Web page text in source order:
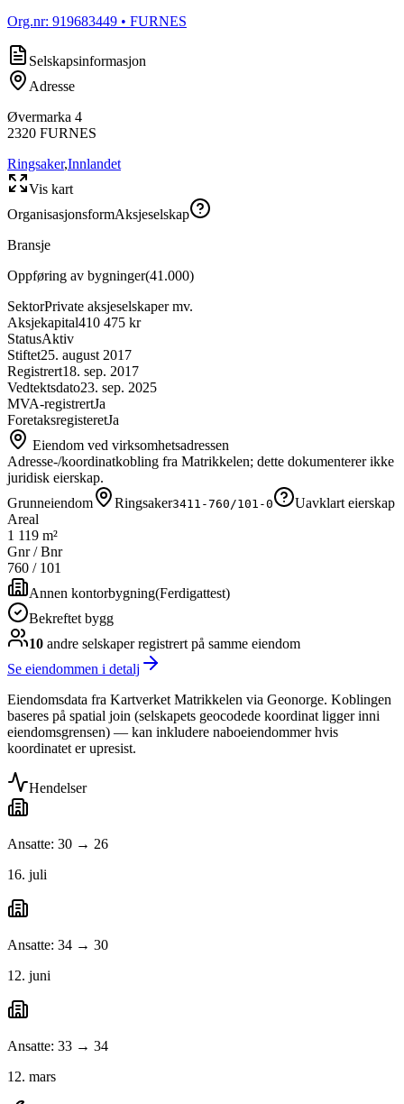
Org.nr: 919683449 • FURNES
Selskapsinformasjon
Adresse
Øvermarka 4
2320 FURNES
Ringsaker,Innlandet
Vis kart
OrganisasjonsformAksjeselskap
Bransje
Oppføring av bygninger(41.000)
SektorPrivate aksjeselskaper mv.
Aksjekapital410 475 kr
StatusAktiv
Stiftet25. august 2017
Registrert18. sep. 2017
Vedtektsdato23. sep. 2025
MVA-registrertJa
ForetaksregisteretJa
Eiendom ved virksomhetsadressen
Adresse-/koordinatkobling fra Matrikkelen; dette dokumenterer ikke
juridisk eierskap.
Grunneiendom
Ringsaker3411-760/101-0
Uavklart eierskap
Areal
1 119 m²
Gnr / Bnr
760 / 101
Annen kontorbygning(Ferdigattest)
Bekreftet bygg
10 andre selskaperregistrert på samme eiendom
Se eiendommen i detalj
Eiendomsdata fra Kartverket Matrikkelen via Geonorge. Koblingen
baseres på spatial join (selskapets geocodede koordinat ligger inni
eiendomsgrensen) — kan inkludere naboeiendommer hvis
koordinatet er upresist.
Hendelser
Ansatte: 30 → 26
16. juli
Ansatte: 34 → 30
12. juni
Ansatte: 33 → 34
12. mars